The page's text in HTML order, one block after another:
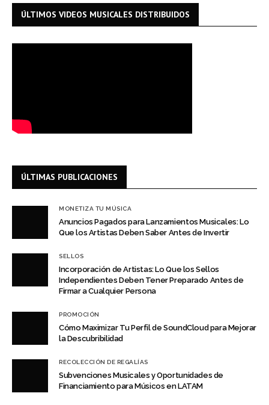
ÚLTIMOS VIDEOS MUSICALES DISTRIBUIDOS
ÚLTIMAS PUBLICACIONES
MONETIZA TU MÚSICA
Anuncios Pagados para Lanzamientos Musicales: Lo
Que los Artistas Deben Saber Antes de Invertir
SELLOS
Incorporación de Artistas: Lo Que los Sellos
Independientes Deben Tener Preparado Antes de
Firmar a Cualquier Persona
PROMOCIÓN
Cómo Maximizar Tu Perfil de SoundCloud para Mejorar
la Descubribilidad
RECOLECCIÓN DE REGALÍAS
Subvenciones Musicales y Oportunidades de
Financiamiento para Músicos en LATAM